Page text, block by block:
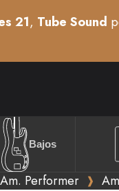
21, Tube Sound
Bajos
Performer